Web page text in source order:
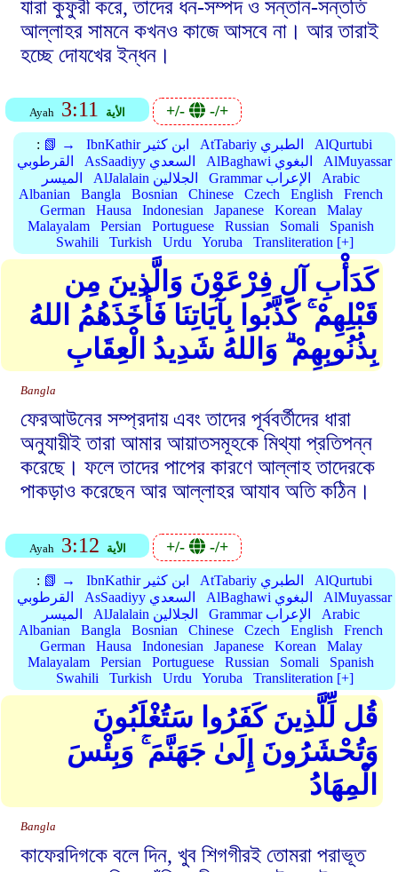
যারা কুফুরী করে, তাদের ধন-সম্পদ ও সন্তান-সন্ততি
আল্লাহর সামনে কখনও কাজে আসবে না। আর তারাই
হচ্ছে দোযখের ইন্ধন।
Ayah 3:11 الأية +/- -/+
: 📗 → IbnKathir ابن كثير AtTabariy الطبري
AlQurtubi
القرطوبي
AsSaadiyy السعدي AlBaghawi البغوي
AlMuyassar
الميسر
AlJalalain الجلالين Grammar الإعراب
Arabic
Albanian
Bangla Bosnian Chinese Czech English
French
German
Hausa Indonesian Japanese Korean
Malay
Malayalam
Persian Portuguese Russian Somali
Spanish
Swahili
Turkish Urdu Yoruba Transliteration [+]
كَدَأْبِ آلِ فِرْعَوْنَ وَالَّذِينَ مِن
قَبْلِهِمْ ۚ كَذَّبُوا بِآيَاتِنَا فَأَخَذَهُمُ اللهُ
بِذُنُوبِهِمْ ۗ وَاللهُ شَدِيدُ الْعِقَابِ
Bangla
ফেরআউনের সম্প্রদায় এবং তাদের পূর্ববর্তীদের ধারা
অনুযায়ীই তারা আমার আয়াতসমূহকে মিথ্যা প্রতিপন্ন
করেছে। ফলে তাদের পাপের কারণে আল্লাহ তাদেরকে
পাকড়াও করেছেন আর আল্লাহর আযাব অতি কঠিন।
Ayah 3:12 الأية +/- -/+
: 📗 → IbnKathir ابن كثير AtTabariy الطبري
AlQurtubi
القرطوبي
AsSaadiyy السعدي AlBaghawi البغوي
AlMuyassar
الميسر
AlJalalain الجلالين Grammar الإعراب
Arabic
Albanian
Bangla Bosnian Chinese Czech English
French
German
Hausa Indonesian Japanese Korean
Malay
Malayalam
Persian Portuguese Russian Somali
Spanish
Swahili
Turkish Urdu Yoruba Transliteration [+]
قُل لِّلَّذِينَ كَفَرُوا سَتُغْلَبُونَ
وَتُحْشَرُونَ إِلَىٰ جَهَنَّمَ ۚ وَبِئْسَ
الْمِهَادُ
Bangla
কাফেরদিগকে বলে দিন, খুব শিগগীরই তোমরা পরাভূত